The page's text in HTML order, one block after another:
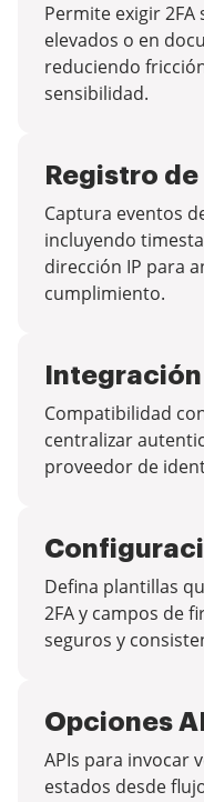
Permite exigir
elevados o en
reduciendo
sensibilidad.
Registro
Captura eventos
incluyendo
dirección IP para
cumplimiento.
Integración
Compatibilidad
centralizar
proveedor de
Defina plantillas
2FA y campos de
seguros y
Opciones
APIs para invocar
estados desde